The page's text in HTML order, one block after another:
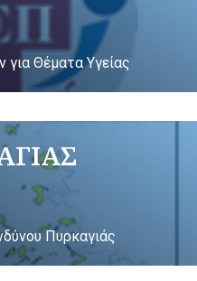
Θέματα Υγείας
Πυρκαγιάς